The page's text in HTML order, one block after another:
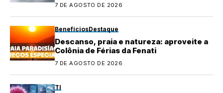
7 DE AGOSTO DE 2026
BenefíciosDestaque
Descanso, praia e natureza: aproveite a
Colônia de Férias da Fenati
7 DE AGOSTO DE 2026
TI